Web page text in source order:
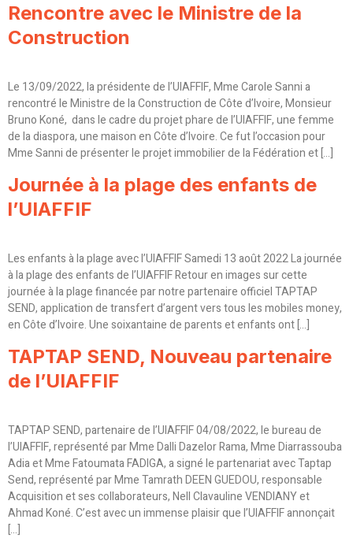
Rencontre avec le Ministre de la
Construction
Le 13/09/2022, la présidente de l’UIAFFIF, Mme Carole Sanni a
rencontré le Ministre de la Construction de Côte d’Ivoire, Monsieur
Bruno Koné, dans le cadre du projet phare de l’UIAFFIF, une femme
de la diaspora, une maison en Côte d’Ivoire. Ce fut l’occasion pour
Mme Sanni de présenter le projet immobilier de la Fédération et […]
Journée à la plage des enfants de
l’UIAFFIF
Les enfants à la plage avec l’UIAFFIF Samedi 13 août 2022 La journée
à la plage des enfants de l’UIAFFIF Retour en images sur cette
journée à la plage financée par notre partenaire officiel TAPTAP
SEND, application de transfert d’argent vers tous les mobiles money,
en Côte d’Ivoire. Une soixantaine de parents et enfants ont […]
TAPTAP SEND, Nouveau partenaire
de l’UIAFFIF
TAPTAP SEND, partenaire de l’UIAFFIF 04/08/2022, le bureau de
l’UIAFFIF, représenté par Mme Dalli Dazelor Rama, Mme Diarrassouba
Adia et Mme Fatoumata FADIGA, a signé le partenariat avec Taptap
Send, représenté par Mme Tamrath DEEN GUEDOU, responsable
Acquisition et ses collaborateurs, Nell Clavauline VENDIANY et
Ahmad Koné. C’est avec un immense plaisir que l’UIAFFIF annonçait
[…]